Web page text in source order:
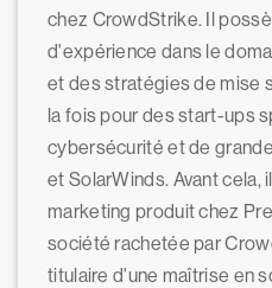
chez CrowdStrike. Il
d'expérience dans le
et des stratégies de mise
la fois pour des start-ups
cybersécurité et de
et SolarWinds. Avant cela,
marketing produit chez
société rachetée par
titulaire d'une maîtrise en